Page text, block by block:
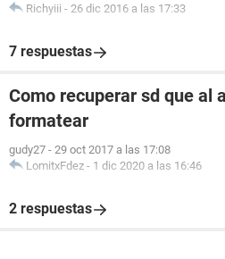
Richyiii - 26 dic 2016 a las 17:33
7 respuestas
Como recuperar sd que al
formatear
gudy27 - 29 oct 2017 a las 17:08
LomitxFdez - 1 dic 2020 a las 16:46
2 respuestas